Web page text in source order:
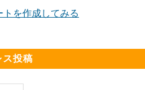
トを作成してみる
ス投稿